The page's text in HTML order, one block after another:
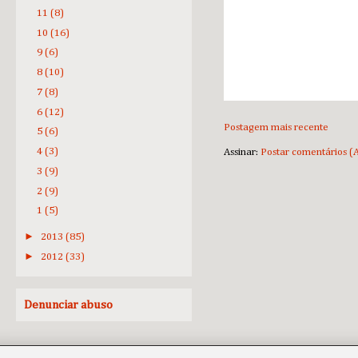
Postagem mais recente
Assinar: Postar comentários
11 (8)
10 (16)
9 (6)
8 (10)
7 (8)
6 (12)
5 (6)
4 (3)
3 (9)
2 (9)
1 (5)
► 2013 (85)
► 2012 (33)
Denunciar abuso